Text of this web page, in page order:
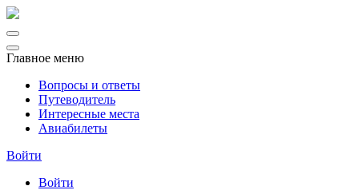
Главное меню
Вопросы и ответы
Путеводитель
Интересные места
Авиабилеты
Войти
Войти